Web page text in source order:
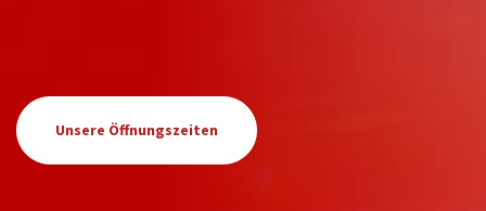
Unsere Öffnungszeiten